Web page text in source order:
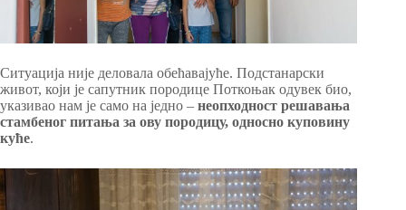
Ситуација није деловала обећавајуће. Подстанарски
живот, који је сапутник породице Поткоњак одувек био,
указивао нам је само на једно – неопходност решавања
стамбеног питања за ову породицу, односно куповину
куће.